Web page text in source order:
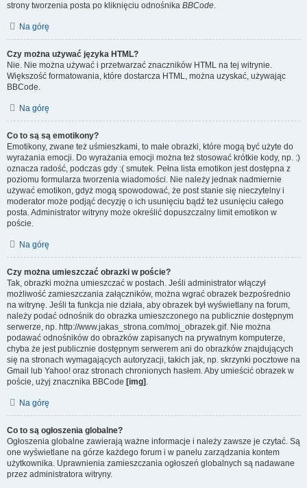
strony tworzenia posta po kliknięciu odnośnika BBCode.
Na górę
Czy można używać języka HTML?
Nie. Nie można używać i przetwarzać znaczników HTML na tej witrynie.
Większość formatowania, które dostarcza HTML, można uzyskać, używając
BBCode.
Na górę
Co to są są emotikony?
Emotikony, zwane też uśmieszkami, to małe obrazki, które mogą być użyte do
wyrażania emocji. Do wyrażania emocji można też stosować krótkie kody, np. :)
oznacza radość, podczas gdy :( smutek. Pełna lista emotikon jest dostępna z
poziomu formularza tworzenia wiadomości. Nie należy jednak nadmiernie
używać emotikon, gdyż mogą spowodować, że post stanie się nieczytelny i
moderator może podjąć decyzję o ich usunięciu bądź też usunięciu całego
posta. Administrator witryny może określić dopuszczalny limit emotikon w
poście.
Na górę
Czy można umieszczać obrazki w poście?
Tak, obrazki można umieszczać w postach. Jeśli administrator włączył
możliwość zamieszczania załączników, można wgrać obrazek bezpośrednio
na witrynę. Jeśli ta funkcja nie działa, aby obrazek był wyświetlany na forum,
należy podać odnośnik do obrazka umieszczonego na publicznie dostępnym
serwerze, np. http://www.jakas_strona.com/moj_obrazek.gif. Nie można
podawać odnośników do obrazków zapisanych na prywatnym komputerze,
chyba że jest publicznie dostępnym serwerem ani do obrazków znajdujących
się na stronach wymagających autoryzacji, takich jak, np. skrzynki pocztowe na
Gmail lub Yahoo! oraz stronach chronionych hasłem. Aby umieścić obrazek w
poście, użyj znacznika BBCode [img] .
Na górę
Co to są ogłoszenia globalne?
Ogłoszenia globalne zawierają ważne informacje i należy zawsze je czytać. Są
one wyświetlane na górze każdego forum i w panelu zarządzania kontem
użytkownika. Uprawnienia zamieszczania ogłoszeń globalnych są nadawane
przez administratora witryny.